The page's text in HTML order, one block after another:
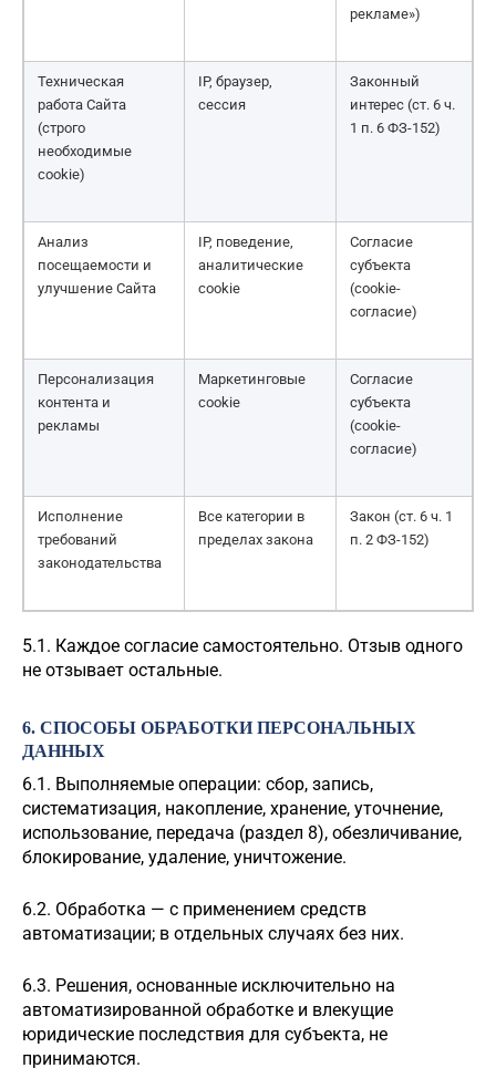
рекламе»)
Техническая
работа Сайта
(строго
необходимые
cookie)
IP, браузер,
сессия
Законный
интерес (ст. 6 ч.
1 п. 6 ФЗ-152)
Анализ
посещаемости и
улучшение Сайта
IP, поведение,
аналитические
cookie
Согласие
субъекта
(cookie-
согласие)
Персонализация
контента и
рекламы
Маркетинговые
cookie
Согласие
субъекта
(cookie-
согласие)
Исполнение
требований
законодательства
Все категории в
пределах закона
Закон (ст. 6 ч. 1
п. 2 ФЗ-152)
5.1. Каждое согласие самостоятельно. Отзыв одного
не отзывает остальные.
6. СПОСОБЫ ОБРАБОТКИ ПЕРСОНАЛЬНЫХ
ДАННЫХ
6.1. Выполняемые операции: сбор, запись,
систематизация, накопление, хранение, уточнение,
использование, передача (раздел 8), обезличивание,
блокирование, удаление, уничтожение.
6.2. Обработка — с применением средств
автоматизации; в отдельных случаях без них.
6.3. Решения, основанные исключительно на
автоматизированной обработке и влекущие
юридические последствия для субъекта, не
принимаются.